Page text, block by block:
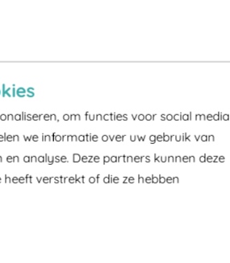
om functies voor social media
we informatie over uw gebruik van
analyse. Deze partners kunnen deze
verstrekt of die ze hebben